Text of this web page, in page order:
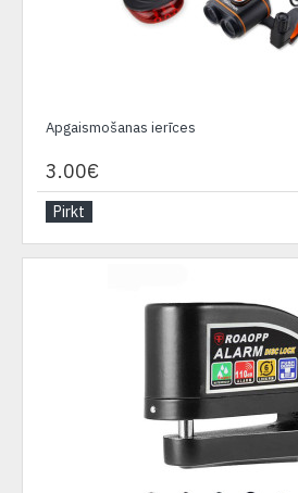
Apgaismošanas ierīces
3.00€
Pirkt